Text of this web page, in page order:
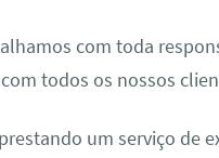
com toda
todos os nossos
um serviço de